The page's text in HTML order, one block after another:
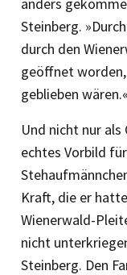
Steinberg.
durch den
geöffnet
geblieben wären.«
Und nicht nur
echtes Vorbild
Kraft, die er
Wienerwald-
nicht
Steinberg. Den